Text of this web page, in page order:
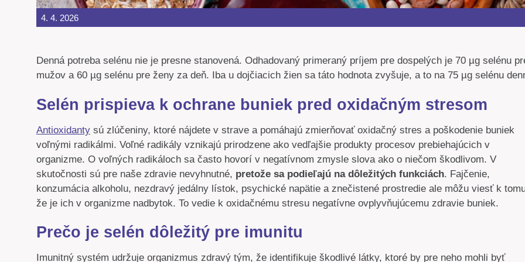
4. 4. 2026
Denná potreba selénu nie je presne stanovená. Odhadovaný primeraný príjem pre dospelých je 70 µg selénu
mužov a 60 µg selénu pre ženy za deň. Iba u dojčiacich žien sa táto hodnota zvyšuje, a to na 75 µg selénu
Selén prispieva k ochrane buniek pred oxidačným stresom
Antioxidanty sú zlúčeniny, ktoré nájdete v strave a pomáhajú zmierňovať oxidačný stres a poškodenie buniek
voľnými radikálmi. Voľné radikály vznikajú prirodzene ako vedľajšie produkty procesov prebiehajúcich v
organizme. O voľných radikáloch sa často hovorí v negatívnom zmysle slova ako o niečom škodlivom. V
skutočnosti sú pre naše zdravie nevyhnutné, pretože sa podieľajú na dôležitých funkciách. Fajčenie,
konzumácia alkoholu, nezdravý jedálny lístok, psychické napätie a znečistené prostredie ale môžu viesť k
že je ich v organizme nadbytok. To vedie k oxidačnému stresu negatívne ovplyvňujúcemu zdravie buniek.
Prečo je selén dôležitý pre imunitu
Imunitný systém udržuje organizmus zdravý tým, že identifikuje škodlivé látky, ktoré by pre neho mohli byť